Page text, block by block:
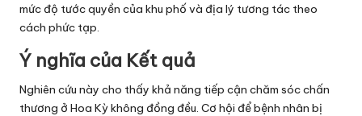
mức độ tước quyền của khu phố và địa lý tương tác theo
cách phức tạp.
Ý nghĩa của Kết quả
Nghiên cứu này cho thấy khả năng tiếp cận chăm sóc chấn
thương ở Hoa Kỳ không đồng đều. Cơ hội để bệnh nhân bị